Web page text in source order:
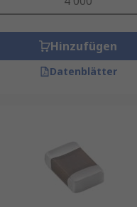
Hinzufügen
Datenblätter